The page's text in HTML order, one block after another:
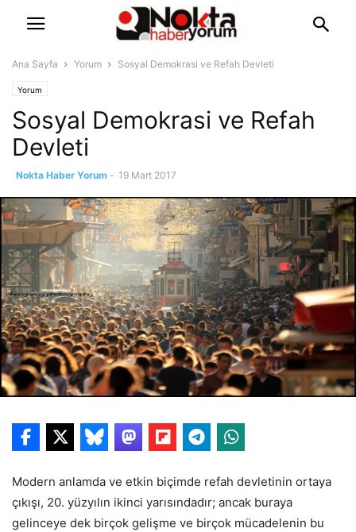
Ana Sayfa Yorum Sosyal Demokrasi ve Refah Devleti
Yorum
Sosyal Demokrasi ve Refah
Devleti
Nokta Haber Yorum - 19 Mart 2017
Modern anlamda ve etkin biçimde refah devletinin ortaya
çıkışı, 20. yüzyılın ikinci yarısındadır; ancak buraya
gelinceye dek birçok gelişme ve birçok mücadelenin bu